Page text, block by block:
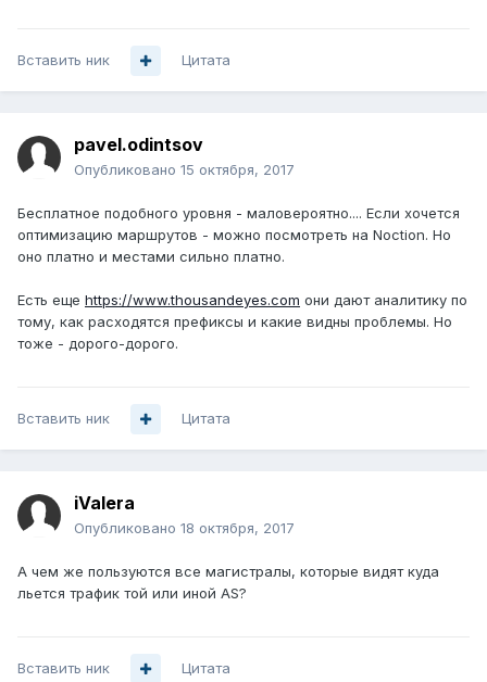
Вставить ник Цитата
pavel.odintsov
Опубликовано 15 октября, 2017
Бесплатное подобного уровня - маловероятно.... Если хочется
оптимизацию маршрутов - можно посмотреть на Noction. Но
оно платно и местами сильно платно.
Есть еще https://www.thousandeyes.com они дают аналитику по
тому, как расходятся префиксы и какие видны проблемы. Но
тоже - дорого-дорого.
Вставить ник Цитата
iValera
Опубликовано 18 октября, 2017
А чем же пользуются все магистралы, которые видят куда
льется трафик той или иной AS?
Вставить ник Цитата